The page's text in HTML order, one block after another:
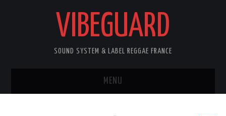
VIBEGUARD
SOUND SYSTEM & LABEL REGGAE FRANCE
MENU